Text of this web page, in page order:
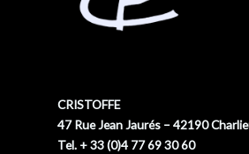
CRISTOFFE
47 Rue Jean Jaurés – 42190
Tel. + 33 (0)4 77 69 30 60